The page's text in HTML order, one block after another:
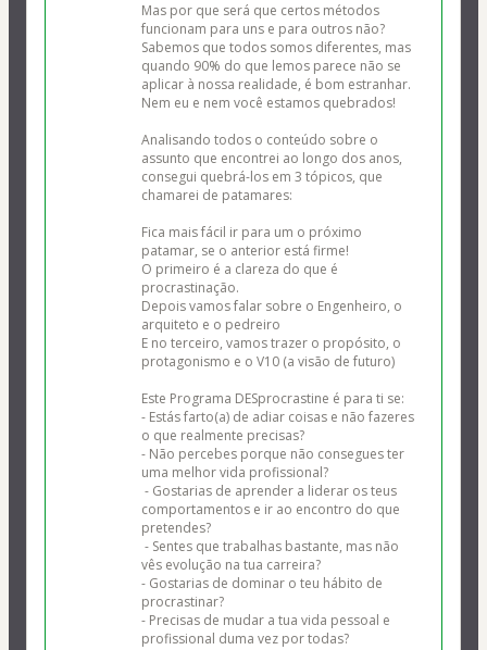
Mas por que será que certos métodos
funcionam para uns e para outros não?
Sabemos que todos somos diferentes, mas
quando 90% do que lemos parece não se
aplicar à nossa realidade, é bom estranhar.
Nem eu e nem você estamos quebrados!
Analisando todos o conteúdo sobre o
assunto que encontrei ao longo dos anos,
consegui quebrá-los em 3 tópicos, que
chamarei de patamares:
Fica mais fácil ir para um o próximo
patamar, se o anterior está firme!
O primeiro é a clareza do que é
procrastinação.
Depois vamos falar sobre o Engenheiro, o
arquiteto e o pedreiro
E no terceiro, vamos trazer o propósito, o
protagonismo e o V10 (a visão de futuro)
Este Programa DESprocrastine é para ti se:
- Estás farto(a) de adiar coisas e não fazeres
o que realmente precisas?
- Não percebes porque não consegues ter
uma melhor vida profissional?
comportamentos e ir ao encontro do que
pretendes?
vês evolução na tua carreira?
- Gostarias de dominar o teu hábito de
procrastinar?
- Precisas de mudar a tua vida pessoal e
profissional duma vez por todas?